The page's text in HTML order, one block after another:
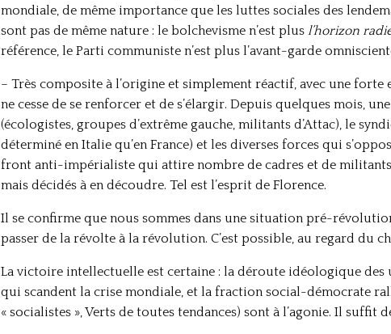
mondiale, de même importance que les luttes sociales des
sont pas de même nature : le bolchevisme n’est plus l’horizon
référence, le Parti communiste n’est plus l’avant-garde
– Très composite à l’origine et simplement réactif, avec une
ne cesse de se renforcer et de s’élargir. Depuis quelques mois,
(écologistes, groupes d’extrême gauche, militants d’Attac), le
déterminé en Italie qu’en France) et les diverses forces qui
front anti-impérialiste qui attire nombre de cadres et de militants
mais décidés à en découdre. Tel est l’esprit de Florence.
Il se confirme que nous sommes dans une situation pré-
passer de la révolte à la révolution. C’est possible, au regard du
La victoire intellectuelle est certaine : la déroute idéologique
qui scandent la crise mondiale, et la fraction social-démocrate
« socialistes », Verts de toutes tendances) sont à l’agonie. Il suffit